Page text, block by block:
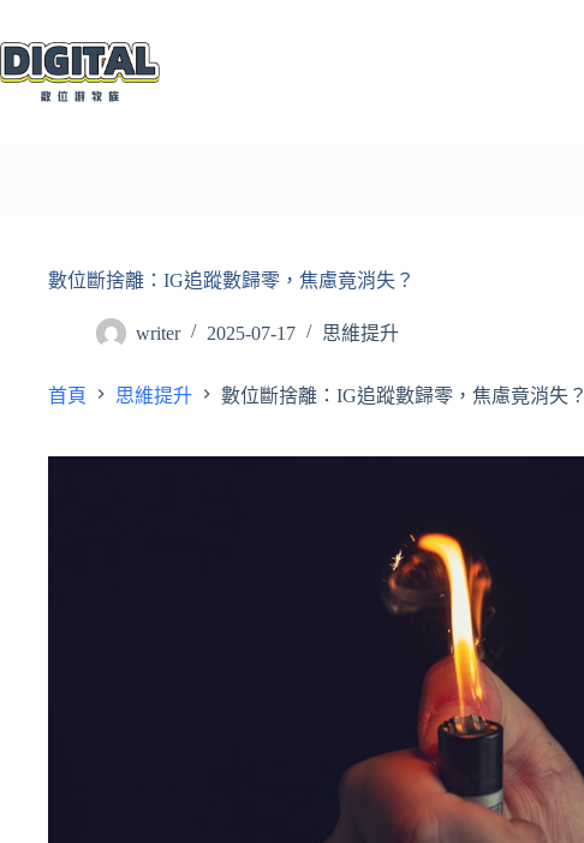
至
主
數位斷捨離：IG追蹤數歸零，焦慮竟消失？
writer 2025-07-17 思維提升
首頁 思維提升 數位斷捨離：IG追蹤數歸零，焦慮竟消失？